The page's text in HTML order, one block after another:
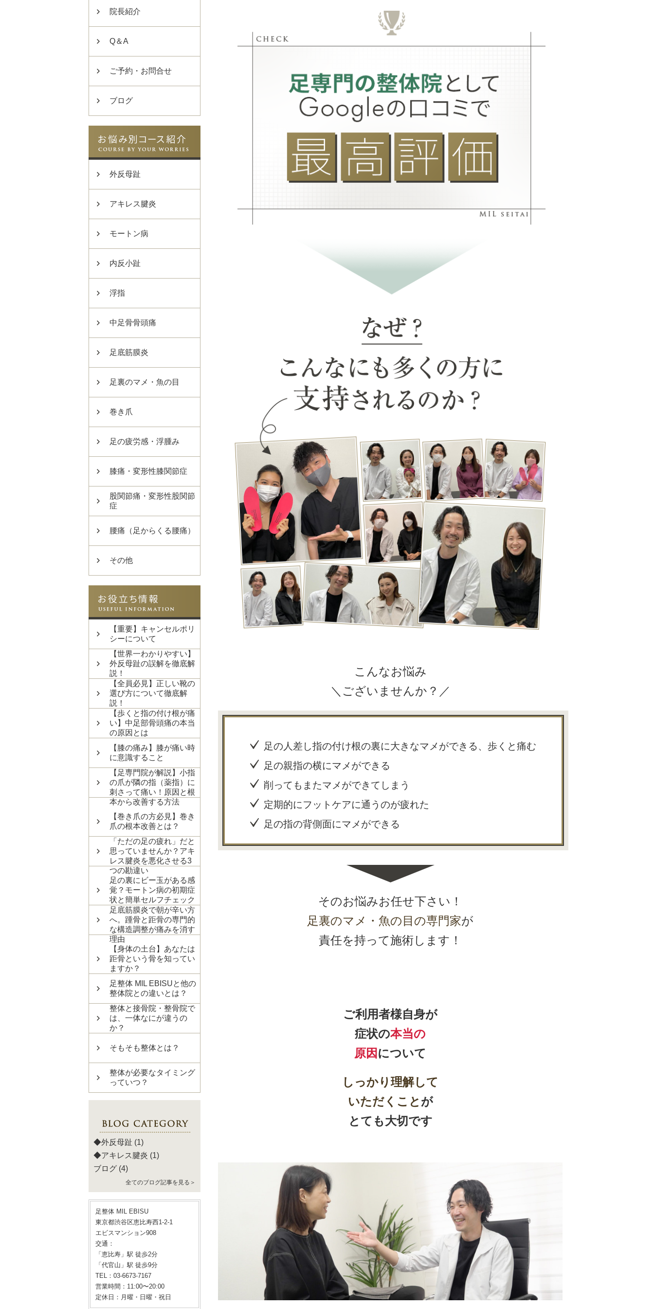
院長紹介
Q＆A
ご予約・お問合せ
ブログ
外反母趾
アキレス腱炎
モートン病
内反小趾
浮指
中足骨骨頭痛
足底筋膜炎
足裏のマメ・魚の目
巻き爪
足の疲労感・浮腫み
膝痛・変形性膝関節症
股関節痛・変形性股関節
症
腰痛（足からくる腰痛）
その他
【重要】キャンセルポリ
シーについて
【世界一わかりやすい】
外反母趾の誤解を徹底解
説！
【全員必見】正しい靴の
選び方について徹底解
説！
【歩くと指の付け根が痛
い】中足部骨頭痛の本当
の原因とは
【膝の痛み】膝が痛い時
に意識すること
【足専門院が解説】小指
の爪が隣の指（薬指）に
刺さって痛い！原因と根
本から改善する方法
【巻き爪の方必見】巻き
爪の根本改善とは？
「ただの足の疲れ」だと
思っていませんか？アキ
レス腱炎を悪化させる3
つの勘違い
足の裏にビー玉がある感
覚？モートン病の初期症
状と簡単セルフチェック
足底筋膜炎で朝が辛い方
へ。踵骨と距骨の専門的
な構造調整が痛みを消す
理由
【身体の土台】あなたは
距骨という骨を知ってい
ますか？
足整体 MIL EBISUと他の
整体院との違いとは？
整体と接骨院・整骨院で
は、一体なにが違うの
か？
そもそも整体とは？
整体が必要なタイミング
っていつ？
◆外反母趾 (1)
◆アキレス腱炎 (1)
ブログ (4)
全てのブログ記事を見る＞
足整体 MIL EBISU
東京都渋谷区恵比寿西1-2-1
エビスマンション908
交通：
「恵比寿」駅 徒歩2分
「代官山」駅 徒歩9分
TEL：03-6673-7167
営業時間：11:00〜20:00
定休日：月曜・日曜・祝日
こんなお悩み
＼ございませんか？／
足の人差し指の付け根の裏に大きなマメができる、歩くと痛む
足の親指の横にマメができる
削ってもまたマメができてしまう
定期的にフットケアに通うのが疲れた
足の指の背側面にマメができる
そのお悩みお任せ下さい！
足裏のマメ・魚の目の専門家が
責任を持って施術します！
ご利用者様自身が
症状の本当の
原因 について
しっかり理解して
いただくこと が
とても大切です